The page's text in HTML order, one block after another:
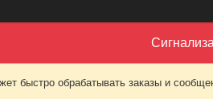
быстро обрабатывать заказы и